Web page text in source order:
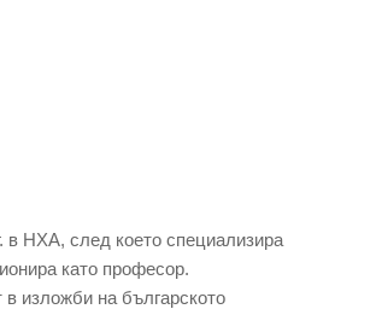
НХА, след което специализира
като професор.
в изложби на българското